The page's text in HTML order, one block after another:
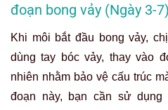
đoạn bong vảy (Ngày 3-
Khi môi bắt đầu bong vảy,
dùng tay bóc vảy, thay vào
nhiên nhằm bảo vệ cấu trúc
đoạn này, bạn cần sử dụng